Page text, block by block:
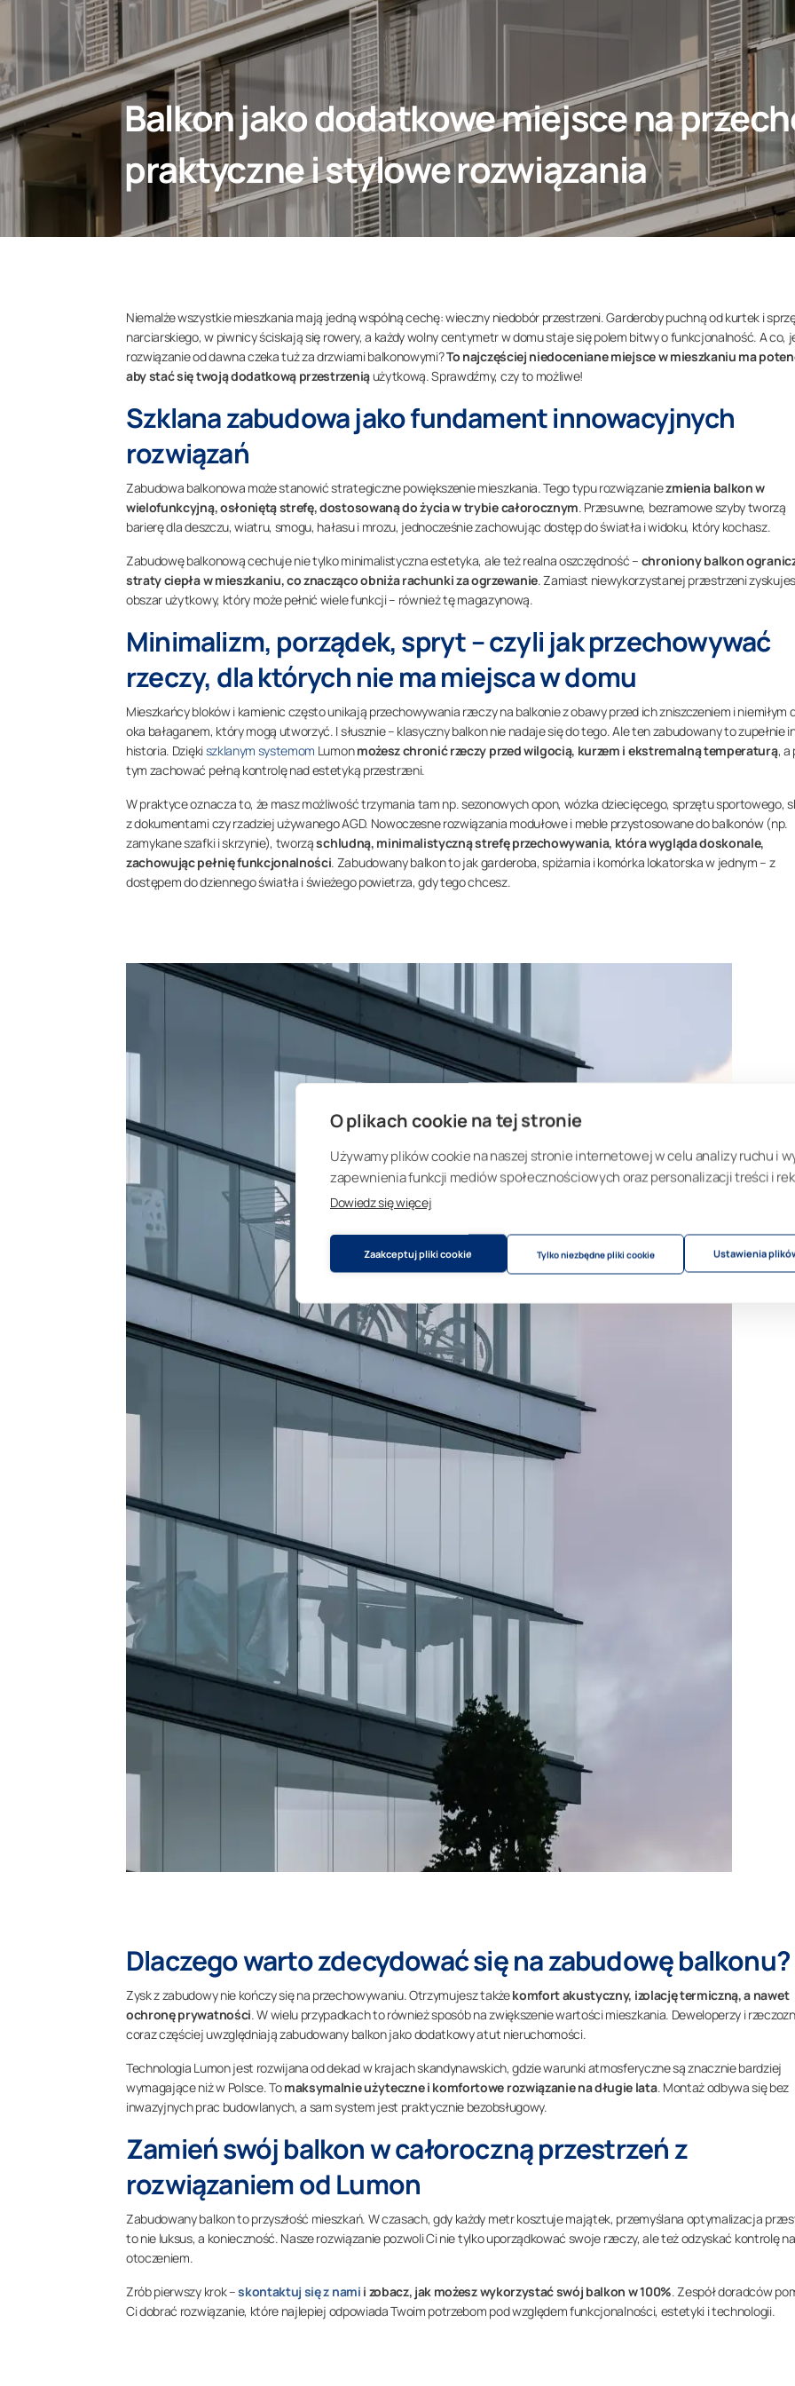
O plikach cookie na tej stronie
Używamy plików cookie na naszej stronie internetowej w celu analizy ruchu i
zapewnienia funkcji mediów społecznościowych oraz personalizacji treści i
Dowiedz się więcej
Zaakceptuj pliki cookie Tylko niezbędne pliki cookie Ustawienia
Balkon jako dodatkowe miejsce na
praktyczne i stylowe rozwiązania
Niemalże wszystkie mieszkania mają jedną wspólną cechę: wieczny niedobór przestrzeni. Garderoby puchną od kurtek i
narciarskiego, w piwnicy ściskają się rowery, a każdy wolny centymetr w domu staje się polem bitwy o funkcjonalność. A co,
rozwiązanie od dawna czeka tuż za drzwiami balkonowymi?To najczęściej niedoceniane miejsce w mieszkaniu ma
aby stać się twoją dodatkową przestrzeniąużytkową. Sprawdźmy, czy to możliwe!
Szklana zabudowa jako fundament innowacyjnych
rozwiązań
Zabudowa balkonowa może stanowić strategiczne powiększenie mieszkania. Tego typu rozwiązaniezmienia balkon w
wielofunkcyjną, osłoniętą strefę, dostosowaną do życia w trybie całorocznym. Przesuwne, bezramowe szyby tworzą
barierę dla deszczu, wiatru, smogu, hałasu i mrozu, jednocześnie zachowując dostęp do światła i widoku, który kochasz.
Zabudowę balkonową cechuje nie tylko minimalistyczna estetyka, ale też realna oszczędność – chroniony balkon
straty ciepła w mieszkaniu, co znacząco obniża rachunki za ogrzewanie. Zamiast niewykorzystanej przestrzeni
obszar użytkowy, który może pełnić wiele funkcji – również tę magazynową.
Minimalizm, porządek, spryt – czyli jak przechowywać
rzeczy, dla których nie ma miejsca w domu
Mieszkańcy bloków i kamienic często unikają przechowywania rzeczy na balkonie z obawy przed ich zniszczeniem i niemiłym
oka bałaganem, który mogą utworzyć. I słusznie – klasyczny balkon nie nadaje się do tego. Ale ten zabudowany to zupełnie
historia. Dziękiszklanym systemom Lumonmożesz chronić rzeczy przed wilgocią, kurzem i ekstremalną temperaturą, a
tym zachować pełną kontrolę nad estetyką przestrzeni.
W praktyce oznacza to, że masz możliwość trzymania tam np. sezonowych opon, wózka dziecięcego, sprzętu sportowego,
z dokumentami czy rzadziej używanego AGD. Nowoczesne rozwiązania modułowe i meble przystosowane do balkonów (np.
zamykane szafki i skrzynie), tworząschludną, minimalistyczną strefę przechowywania, która wygląda doskonale,
zachowując pełnię funkcjonalności. Zabudowany balkon to jak garderoba, spiżarnia i komórka lokatorska w jednym – z
dostępem do dziennego światła i świeżego powietrza, gdy tego chcesz.
Dlaczego warto zdecydować się na zabudowę balkonu?
Zysk z zabudowy nie kończy się na przechowywaniu. Otrzymujesz takżekomfort akustyczny, izolację termiczną, a nawet
ochronę prywatności. W wielu przypadkach to również sposób na zwiększenie wartości mieszkania. Deweloperzy i
coraz częściej uwzględniają zabudowany balkon jako dodatkowy atut nieruchomości.
Technologia Lumon jest rozwijana od dekad w krajach skandynawskich, gdzie warunki atmosferyczne są znacznie bardziej
wymagające niż w Polsce. Tomaksymalnie użyteczne i komfortowe rozwiązanie na długie lata. Montaż odbywa się bez
inwazyjnych prac budowlanych, a sam system jest praktycznie bezobsługowy.
Zamień swój balkon w całoroczną przestrzeń z
rozwiązaniem od Lumon
Zabudowany balkon to przyszłość mieszkań. W czasach, gdy każdy metr kosztuje majątek, przemyślana optymalizacja
to nie luksus, a konieczność. Nasze rozwiązanie pozwoli Ci nie tylko uporządkować swoje rzeczy, ale też odzyskać kontrolę
otoczeniem.
Zrób pierwszy krok –skontaktuj się z nami i zobacz, jak możesz wykorzystać swój balkon w 100%. Zespół doradców
Ci dobrać rozwiązanie, które najlepiej odpowiada Twoim potrzebom pod względem funkcjonalności, estetyki i technologii.